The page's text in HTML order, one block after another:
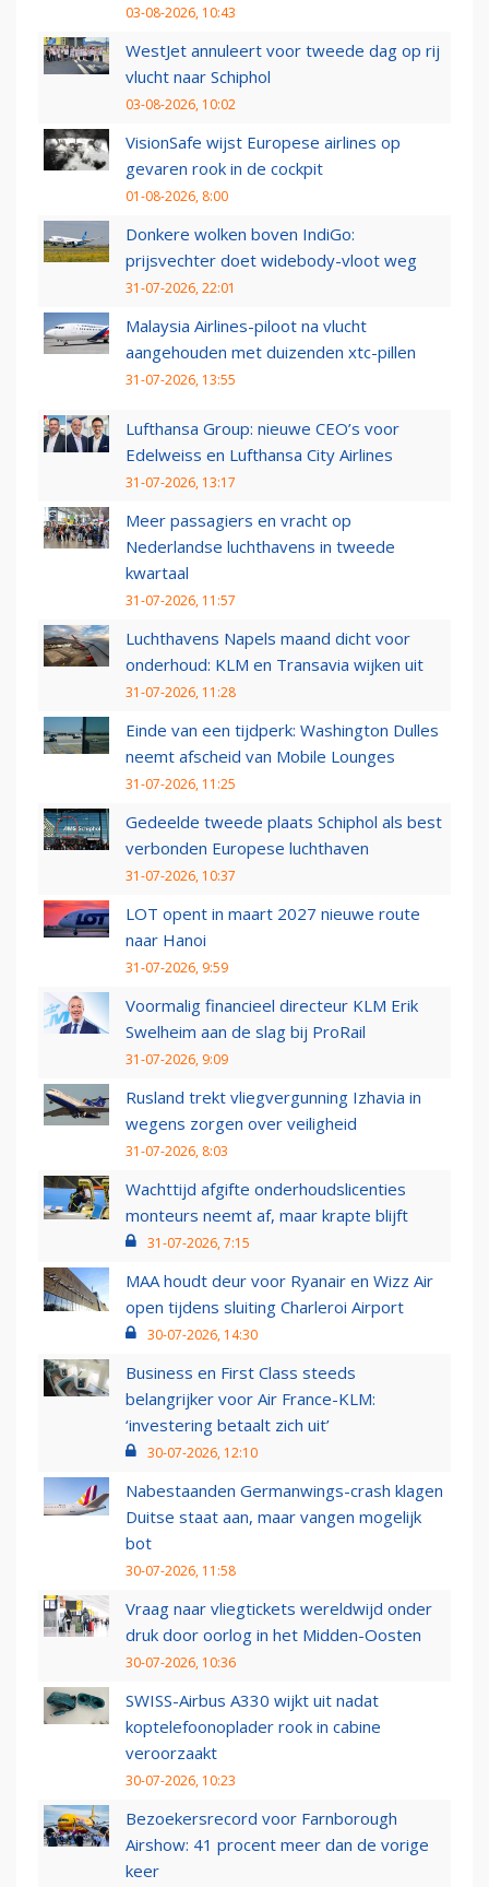
03-08-2026, 10:43
WestJet annuleert voor tweede dag op rij
vlucht naar Schiphol
03-08-2026, 10:02
VisionSafe wijst Europese airlines op
gevaren rook in de cockpit
01-08-2026, 8:00
Donkere wolken boven IndiGo:
prijsvechter doet widebody-vloot weg
31-07-2026, 22:01
Malaysia Airlines-piloot na vlucht
aangehouden met duizenden xtc-pillen
31-07-2026, 13:55
Lufthansa Group: nieuwe CEO’s voor
Edelweiss en Lufthansa City Airlines
31-07-2026, 13:17
Meer passagiers en vracht op
Nederlandse luchthavens in tweede
kwartaal
31-07-2026, 11:57
Luchthavens Napels maand dicht voor
onderhoud: KLM en Transavia wijken uit
31-07-2026, 11:28
Einde van een tijdperk: Washington Dulles
neemt afscheid van Mobile Lounges
31-07-2026, 11:25
Gedeelde tweede plaats Schiphol als best
verbonden Europese luchthaven
31-07-2026, 10:37
LOT opent in maart 2027 nieuwe route
naar Hanoi
31-07-2026, 9:59
Voormalig financieel directeur KLM Erik
Swelheim aan de slag bij ProRail
31-07-2026, 9:09
Rusland trekt vliegvergunning Izhavia in
wegens zorgen over veiligheid
31-07-2026, 8:03
Wachttijd afgifte onderhoudslicenties
monteurs neemt af, maar krapte blijft
31-07-2026, 7:15
MAA houdt deur voor Ryanair en Wizz Air
open tijdens sluiting Charleroi Airport
30-07-2026, 14:30
Business en First Class steeds
belangrijker voor Air France-KLM:
‘investering betaalt zich uit’
30-07-2026, 12:10
Nabestaanden Germanwings-crash klagen
Duitse staat aan, maar vangen mogelijk
bot
30-07-2026, 11:58
Vraag naar vliegtickets wereldwijd onder
druk door oorlog in het Midden-Oosten
30-07-2026, 10:36
SWISS-Airbus A330 wijkt uit nadat
koptelefoonoplader rook in cabine
veroorzaakt
30-07-2026, 10:23
Bezoekersrecord voor Farnborough
Airshow: 41 procent meer dan de vorige
keer